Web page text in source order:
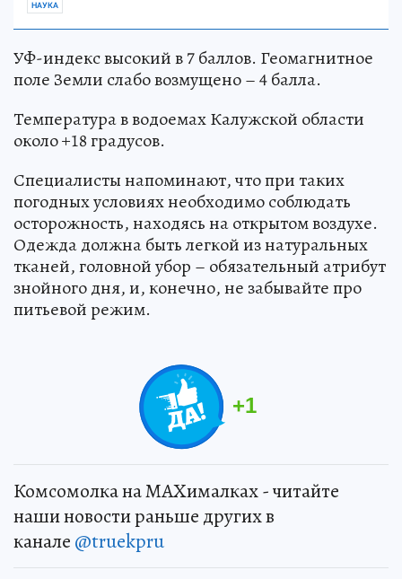
НАУКА
УФ-индекс высокий в 7 баллов. Геомагнитное
поле Земли слабо возмущено – 4 балла.
Температура в водоемах Калужской области
около +18 градусов.
Специалисты напоминают, что при таких
погодных условиях необходимо соблюдать
осторожность, находясь на открытом воздухе.
Одежда должна быть легкой из натуральных
тканей, головной убор – обязательный атрибут
знойного дня, и, конечно, не забывайте про
питьевой режим.
+1
Комсомолка на MAXималках - читайте
наши новости раньше других в
канале @truekpru